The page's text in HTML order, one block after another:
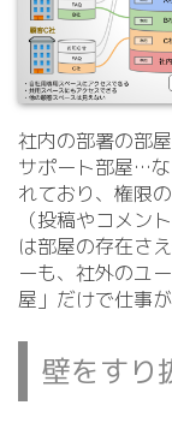
社内の部署の部
サポート部屋…
れており、権限
（投稿やコメン
は部屋の存在さ
ーも、社外のユ
屋」だけで仕事が
壁をすり